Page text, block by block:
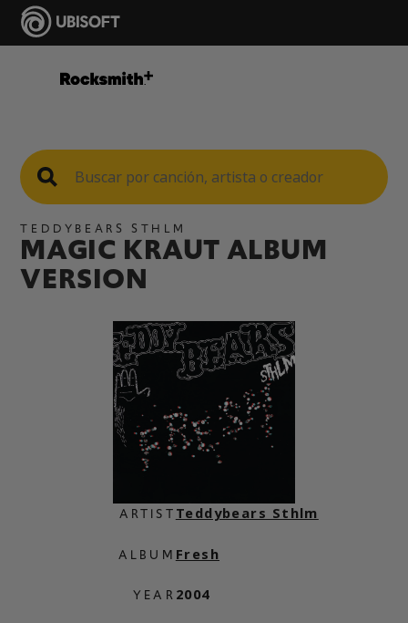
TEDDYBEARS STHLM
MAGIC KRAUT ALBUM
VERSION
ARTIST
ALBUM
YEAR
Teddybears Sthlm
Fresh
2004